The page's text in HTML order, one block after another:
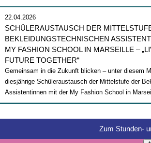
2026
22.04.2026
SCHÜLERAUSTAUSCH DER
BEKLEIDUNGSTECHNISCHEN
MY FASHION SCHOOL IN MARSEILLE –
FUTURE TOGETHER“
Gemeinsam in die Zukunft blicken – unter diesem
diesjährige Schüleraustausch der Mittelstufe der
Assistentinnen mit der My Fashion School in
Zum Stunden-